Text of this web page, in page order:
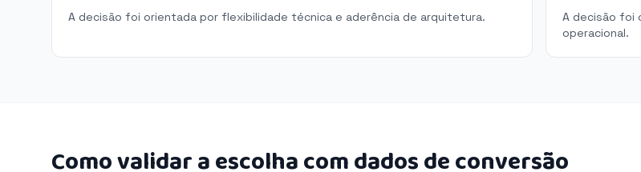
A decisão foi orientada por flexibilidade técnica e aderência de arquitetura.
A decisão foi
operacional.
Como validar a escolha com dados de conversão